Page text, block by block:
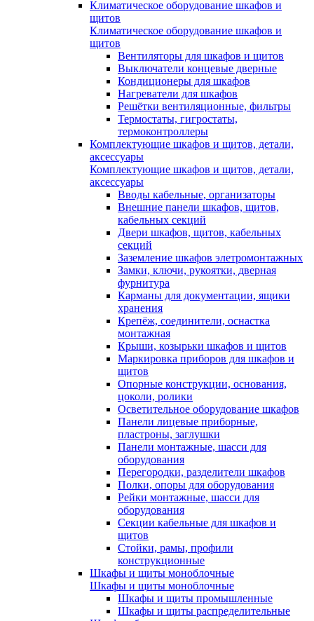
Климатическое оборудование шкафов и
щитов
Климатическое оборудование шкафов и
щитов
Вентиляторы для шкафов и щитов
Выключатели концевые дверные
Кондиционеры для шкафов
Нагреватели для шкафов
Решётки вентиляционные, фильтры
Термостаты, гигростаты,
термоконтроллеры
Комплектующие шкафов и щитов, детали,
аксессуары
Комплектующие шкафов и щитов, детали,
аксессуары
Вводы кабельные, организаторы
Внешние панели шкафов, щитов,
кабельных секций
Двери шкафов, щитов, кабельных
секций
Заземление шкафов элетромонтажных
Замки, ключи, рукоятки, дверная
фурнитура
Карманы для документации, ящики
хранения
Крепёж, соединители, оснастка
монтажная
Крыши, козырьки шкафов и щитов
Маркировка приборов для шкафов и
щитов
Опорные конструкции, основания,
цоколи, ролики
Осветительное оборудование шкафов
Панели лицевые приборные,
пластроны, заглушки
Панели монтажные, шасси для
оборудования
Перегородки, разделители шкафов
Полки, опоры для оборудования
Рейки монтажные, шасси для
оборудования
Секции кабельные для шкафов и
щитов
Стойки, рамы, профили
конструкционные
Шкафы и щиты моноблочные
Шкафы и щиты моноблочные
Шкафы и щиты промышленные
Шкафы и щиты распределительные